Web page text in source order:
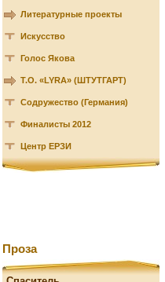
Литературные проекты
Искусство
Голос Якова
Т.О. «LYRA» (ШТУТГАРТ)
Содружество (Германия)
Финалисты 2012
Центр ЕРЗИ
Проза